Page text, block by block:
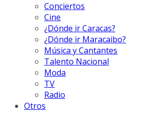
Conciertos
Cine
¿Dónde ir Caracas?
¿Dónde ir Maracaibo?
Música y Cantantes
Talento Nacional
Moda
TV
Radio
Otros